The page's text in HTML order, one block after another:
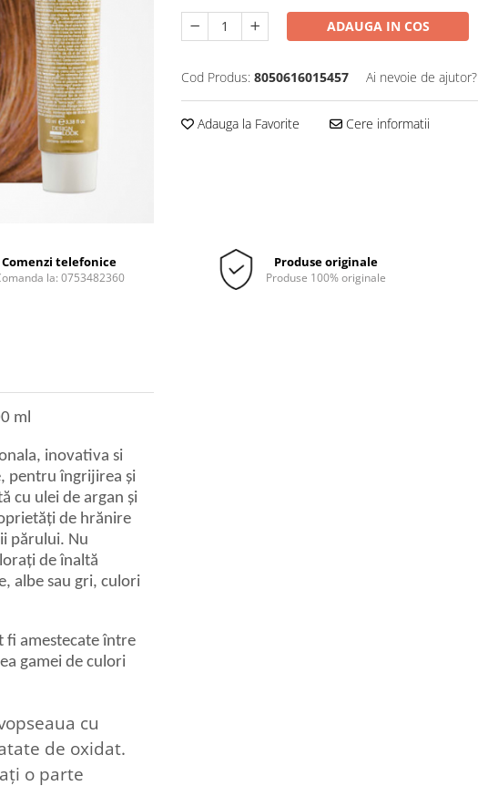
ADAUGA IN COS
Cod Produs: 8050616015457 Ai nevoie de ajutor?
Adauga la Favorite Cere informatii
Comenzi telefonice
la: 0753482360
Produse originale
Produse 100% originale
ml
inovativa si
pentru îngrijirea și
cu ulei de argan și
de hrănire
părului. Nu
de înaltă
albe sau gri, culori
fi amestecate între
gamei de culori
cu
de oxidat.
o parte